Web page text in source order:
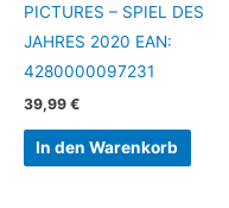
PICTURES – SPIEL DES
JAHRES 2020 EAN:
4280000097231
39,99 €
In den Warenkorb